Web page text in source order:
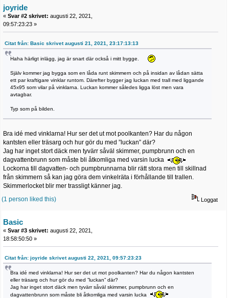
joyride
« Svar #2 skrivet: augusti 22, 2021,
09:57:23:23 »
Citat från: Basic skrivet augusti 21, 2021, 23:17:13:13
Haha härligt inlägg, jag är snart där också i mitt bygge.
Själv kommer jag bygga som en låda runt skimmern och på insidan av lådan sätta
ett par kraftigare vinklar runtom. Därefter bygger jag luckan med trall med liggande
45x95 som vilar på vinklarna. Luckan kommer således ligga löst men vara
avtagbar.
Typ som på bilden.
Bra idé med vinklarna! Hur ser det ut mot poolkanten? Har du någon
kantsten eller träsarg och hur gör du med ”luckan” där?
Jag har inget stort däck men tyvärr såväl skimmer, pumpbrunn och en
dagvattenbrunn som måste bli åtkomliga med varsin lucka
Lockorna till dagvatten- och pumpbrunnarna blir rätt stora men till skillnad
från skimmern så kan jag göra dem vinkelräta i förhållande till trallen.
Skimmerlocket blir mer trassligt känner jag.
Loggat
(1 person liked this)
Basic
« Svar #3 skrivet: augusti 22, 2021,
18:58:50:50 »
Citat från: joyride skrivet augusti 22, 2021, 09:57:23:23
Bra idé med vinklarna! Hur ser det ut mot poolkanten? Har du någon kantsten
eller träsarg och hur gör du med ”luckan” där?
Jag har inget stort däck men tyvärr såväl skimmer, pumpbrunn och en
dagvattenbrunn som måste bli åtkomliga med varsin lucka